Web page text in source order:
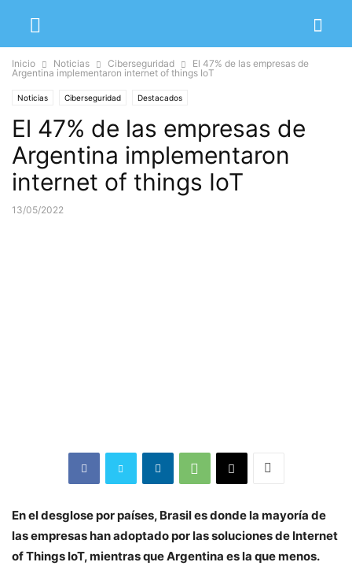
Inicio Noticias Ciberseguridad
El 47% de las empresas de
Argentina implementaron internet of things IoT
Noticias Ciberseguridad Destacados
El 47% de las empresas de
Argentina implementaron
internet of things IoT
13/05/2022
En el desglose por países, Brasil es donde la mayoría de
las empresas han adoptado por las soluciones de Internet
of Things IoT, mientras que Argentina es la que menos.